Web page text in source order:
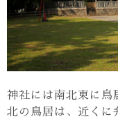
神社には南北東に鳥
北の鳥居は、近くに